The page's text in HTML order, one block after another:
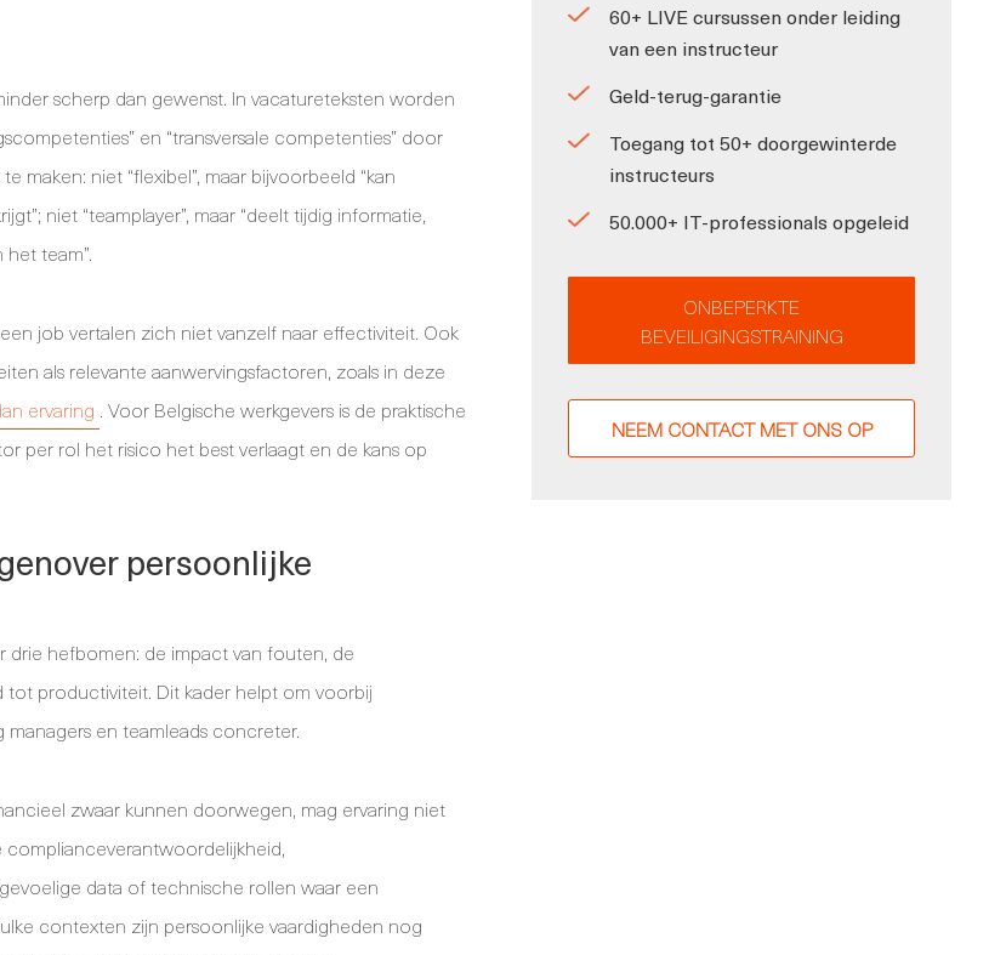
scherp dan gewenst. In vacatureteksten worden
en “transversale competenties” door
niet “flexibel”, maar bijvoorbeeld “kan
niet “teamplayer”, maar “deelt tijdig informatie,
team”.
job vertalen zich niet vanzelf naar effectiviteit. Ook
als relevante aanwervingsfactoren, zoals in deze
ervaring . Voor Belgische werkgevers is de praktische
per rol het risico het best verlaagt en de kans op
persoonlijke
drie hefbomen: de impact van fouten, de
productiviteit. Dit kader helpt om voorbij
managers en teamleads concreter.
zwaar kunnen doorwegen, mag ervaring niet
data of technische rollen waar een
contexten zijn persoonlijke vaardigheden nog
60+ LIVE cursussen onder leiding
van een instructeur
Geld-terug-garantie
Toegang tot 50+ doorgewinterde
instructeurs
50.000+ IT-professionals opgeleid
ONBEPERKTE
BEVEILIGINGSTRAINING
NEEM CONTACT MET ONS OP